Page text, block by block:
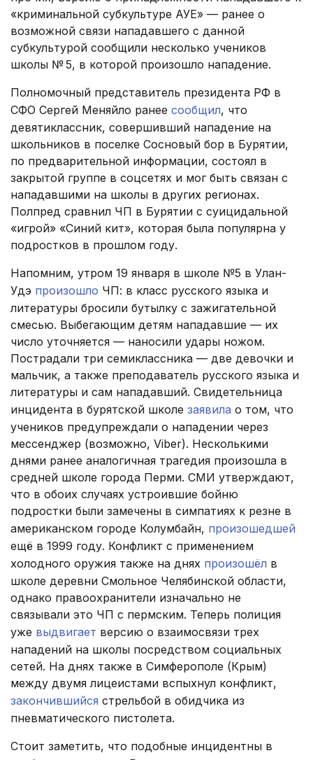
«криминальной субкультуре АУЕ» — ранее о
возможной связи нападавшего с данной
субкультурой сообщили несколько учеников
школы № 5, в которой произошло нападение.
Полномочный представитель президента РФ в
СФО Сергей Меняйло ранее сообщил, что
девятиклассник, совершивший нападение на
школьников в поселке Сосновый бор в Бурятии,
по предварительной информации, состоял в
закрытой группе в соцсетях и мог быть связан с
нападавшими на школы в других регионах.
Полпред сравнил ЧП в Бурятии с суицидальной
«игрой» «Синий кит», которая была популярна у
подростков в прошлом году.
Напомним, утром 19 января в школе №5 в Улан-
Удэ произошло ЧП: в класс русского языка и
литературы бросили бутылку с зажигательной
смесью. Выбегающим детям нападавшие — их
число уточняется — наносили удары ножом.
Пострадали три семиклассника — две девочки и
мальчик, а также преподаватель русского языка и
литературы и сам нападавший. Свидетельница
инцидента в бурятской школе заявила о том, что
учеников предупреждали о нападении через
мессенджер (возможно, Viber). Несколькими
днями ранее аналогичная трагедия произошла в
средней школе города Перми. СМИ утверждают,
что в обоих случаях устроившие бойню
подростки были замечены в симпатиях к резне в
американском городе Колумбайн, произошедшей
ещё в 1999 году. Конфликт с применением
холодного оружия также на днях произошёл в
школе деревни Смольное Челябинской области,
однако правоохранители изначально не
связывали это ЧП с пермским. Теперь полиция
уже выдвигает версию о взаимосвязи трех
нападений на школы посредством социальных
сетей. На днях также в Симферополе (Крым)
между двумя лицеистами вспыхнул конфликт,
закончившийся стрельбой в обидчика из
пневматического пистолета.
Стоит заметить, что подобные инцидентны в